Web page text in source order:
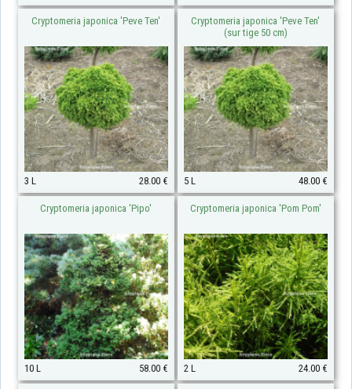
Cryptomeria japonica 'Peve Ten'
3 L 28.00 €
Cryptomeria japonica 'Peve Ten'
(sur tige 50 cm)
5 L 48.00 €
Cryptomeria japonica 'Pipo'
10 L 58.00 €
Cryptomeria japonica 'Pom Pom'
2 L 24.00 €